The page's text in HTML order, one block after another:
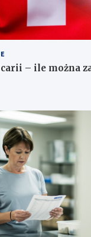
– ile można